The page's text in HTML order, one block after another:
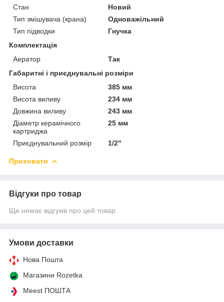
Стан
Новий
Тип змішувача (крана)
Одноважільний
Тип підводки
Гнучка
Комплектація
Аератор
Так
Габаритні і приєднувальні розміри
Висота
385 мм
Висота виливу
234 мм
Довжина виливу
243 мм
Діаметр керамічного
картриджа
25 мм
Приєднувальний розмір 1/2"
Приховати
Відгуки про товар
Ще немає відгуків про цей товар
Умови доставки
Нова Пошта
Магазини Rozetka
Meest ПОШТА